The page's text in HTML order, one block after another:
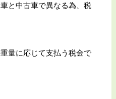
と中古車で異なる為、税
量に応じて支払う税金で